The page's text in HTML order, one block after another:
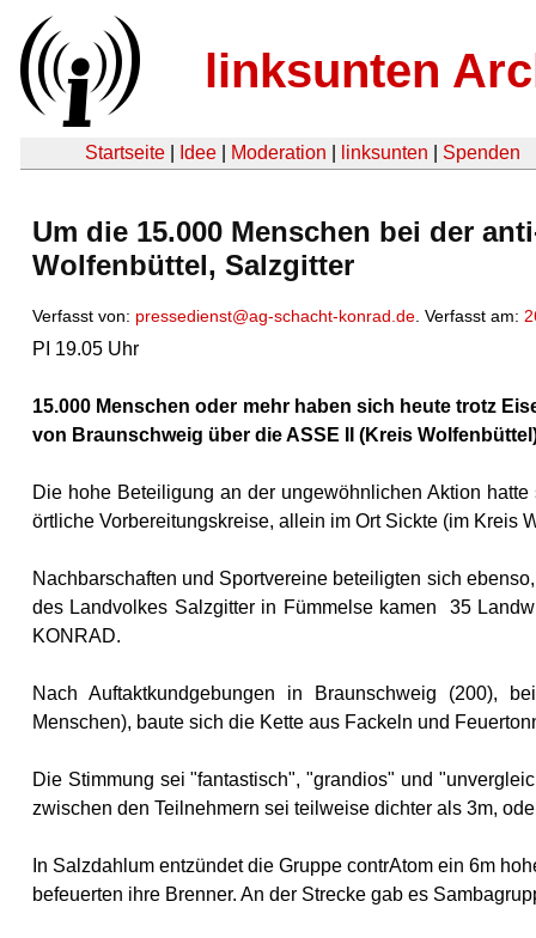
linksunten
Startseite Idee Moderation linksunten Spenden
Um die 15.000 Menschen bei der
Wolfenbüttel, Salzgitter
Verfasst von: pressedienst@ag-schacht-konrad.de . Verfasst am:
PI 19.05 Uhr
15.000 Menschen oder mehr haben sich heute trotz
von Braunschweig über die ASSE II (Kreis
Die hohe Beteiligung an der ungewöhnlichen Aktion
örtliche Vorbereitungskreise, allein im Ort Sickte (im Kreis
Nachbarschaften und Sportvereine beteiligten sich
des Landvolkes Salzgitter in Fümmelse kamen 35
KONRAD.
Nach Auftaktkundgebungen in Braunschweig (200),
Menschen), baute sich die Kette aus Fackeln und
Die Stimmung sei "fantastisch", "grandios" und
zwischen den Teilnehmern sei teilweise dichter als 3m,
In Salzdahlum entzündet die Gruppe contrAtom ein 6m
befeuerten ihre Brenner. An der Strecke gab es